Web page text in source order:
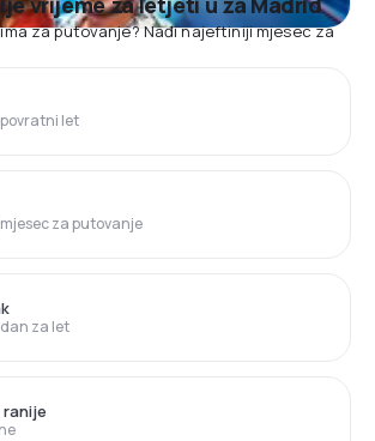
za putovanje? Nađi najeftiniji mjesec za
let
za putovanje
za let
ranije